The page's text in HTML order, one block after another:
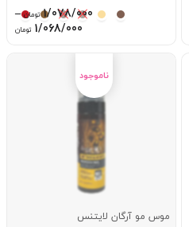
1/078/000 تومان –
1/068/000 تومان
موس مو آرگان لایتنس